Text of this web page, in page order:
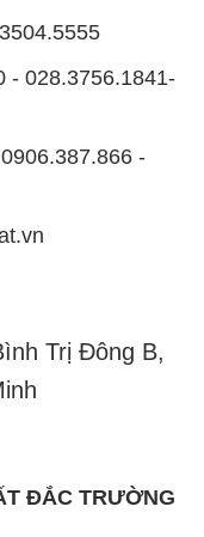
- 028.3756.1841-
-
Trị Đông B,
ĐẮC TRƯỜNG